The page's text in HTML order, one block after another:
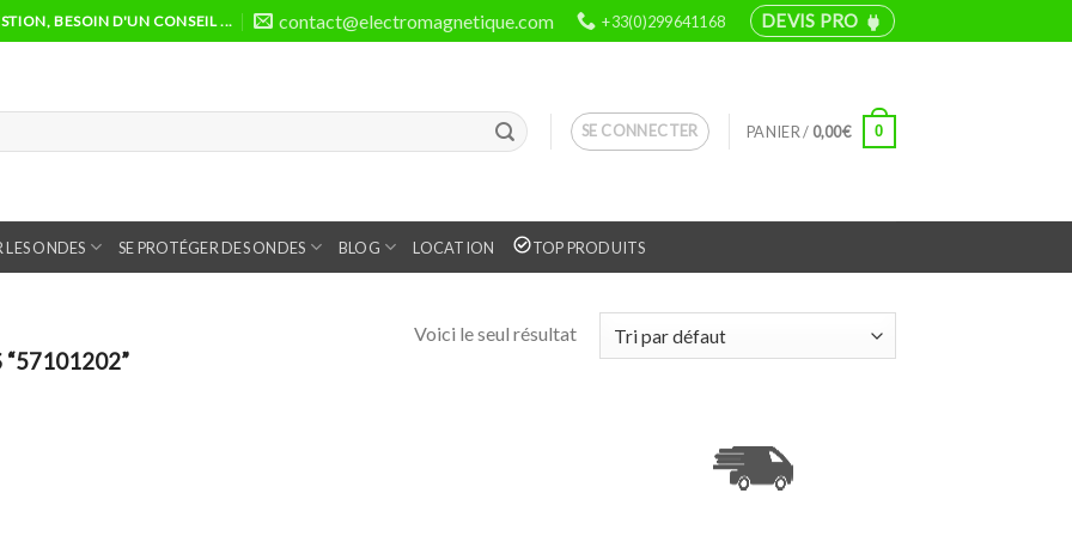
BESOIN D'UN CONSEIL ... contact@electromagnetique.com +33(0)299641168 DEVIS PRO power
SE CONNECTER PANIER / 0,00€ 0
LES ONDES SE PROTÉGER DES ONDES BLOG LOCATION TOP PRODUITS
“57101202”
Voici le seul résultat